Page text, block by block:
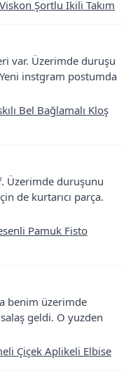
Şortlu İkili Takım
var. Üzerimde duruşu
instgram postumda
Bel Bağlamalı Kloş
Üzerimde duruşunu
de kurtarıcı parça.
Pamuk Fisto
benim üzerimde
geldi. O yuzden
Çiçek Aplikeli Elbise